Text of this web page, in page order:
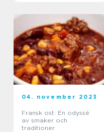
04. november 2023
Fransk ost: En odyssé
av smaker och
traditioner